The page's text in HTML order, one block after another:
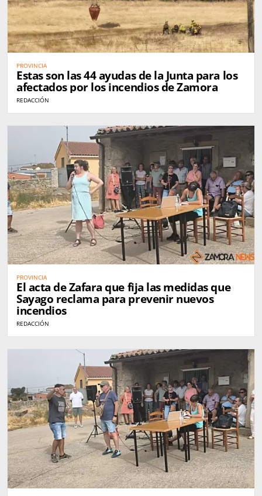
PROVINCIA
Estas son las 44 ayudas de la Junta para los
afectados por los incendios de Zamora
REDACCIÓN
PROVINCIA
El acta de Zafara que fija las medidas que
Sayago reclama para prevenir nuevos
incendios
REDACCIÓN